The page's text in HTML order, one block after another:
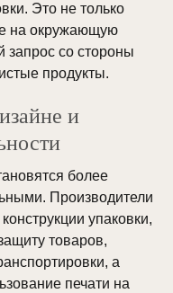
Это не только
на окружающую
запрос со стороны
продукты.
и
более
Производители
упаковки,
товаров,
а
печати на